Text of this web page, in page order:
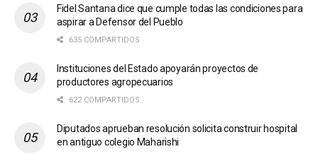
Fidel Santana dice que cumple todas las condiciones para
aspirar a Defensor del Pueblo
635 COMPARTIDOS
Instituciones del Estado apoyarán proyectos de
productores agropecuarios
622 COMPARTIDOS
Diputados aprueban resolución solicita construir hospital
en antiguo colegio Maharishi